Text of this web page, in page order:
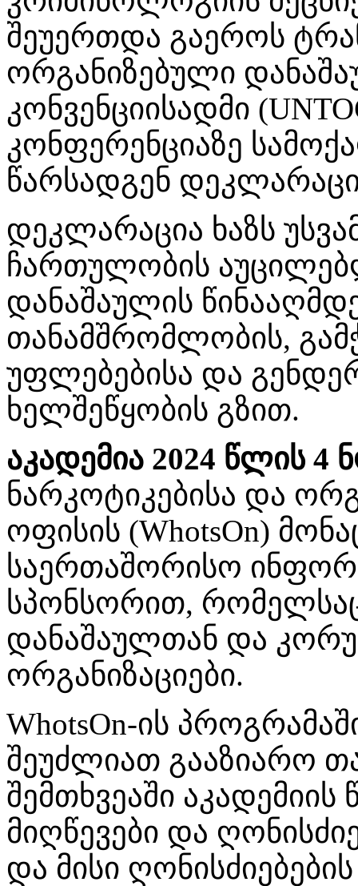
შეუერთდა გაეროს
ორგანიზებული
კონვენციისადმი
კონფერენციაზე
წარსადგენ
დეკლარაცია ხაზს
ჩართულობის
დანაშაულის
თანამშრომლობის,
უფლებებისა და
ხელშეწყობის გზით.
აკადემია 2024 წლის 4
ნარკოტიკებისა და
ოფისის (WhotsOn)
საერთაშორისო
სპონსორით,
დანაშაულთან და
ორგანიზაციები.
WhotsOn-ის
შეუძლიათ გააზიარო
შემთხვეაში აკადემიის
მიღწევები და
და მისი